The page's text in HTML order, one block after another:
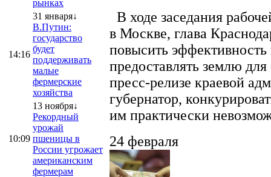
рынках
14:16
31 января↓
В.Путин:
государство
будет
поддерживать
малые
фермерские
хозяйства
10:09
13 ноября↓
Рекордный
урожай
пшеницы в
России угрожает
американским
фермерам
В ходе заседания
в Москве, глава
повысить эффективность
предоставлять землю
пресс-релизе краевой
губернатор,
им практически
24 февраля